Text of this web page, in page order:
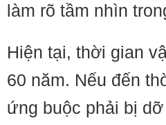
làm rõ tầm nhìn
Hiện tại, thời gian
60 năm. Nếu đến
ứng buộc phải bị